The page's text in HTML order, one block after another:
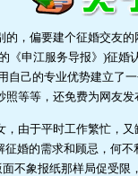
，偏要建个征婚交友
《申江服务导报》)征婚
自己的专业优势建立了
等等，还免费为网友发
由于平时工作繁忙，
婚的需求和顾忌，何
象报纸那样局促受限